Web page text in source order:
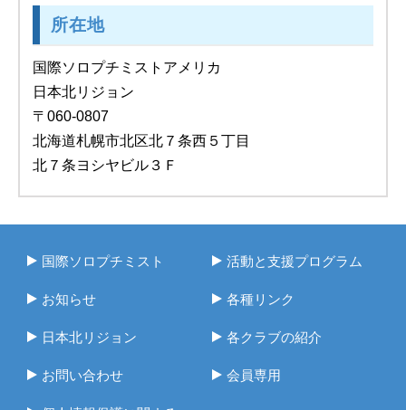
所在地
国際ソロプチミストアメリカ
日本北リジョン
〒060-0807
北海道札幌市北区北７条西５丁目
北７条ヨシヤビル３Ｆ
国際ソロプチミスト 活動と支援プログラム
お知らせ 各種リンク
日本北リジョン 各クラブの紹介
お問い合わせ 会員専用